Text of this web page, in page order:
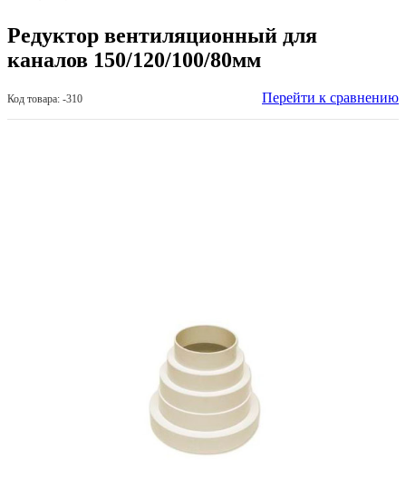
Редуктор вентиляционный для
каналов 150/120/100/80мм
Код товара: -310 Перейти к сравнению